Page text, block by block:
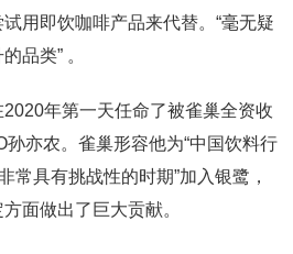
用即饮咖啡产品来代替。“毫无疑
品类” 。
年第一天任命了被雀巢全资收
亦农。雀巢形容他为“中国饮料行
常具有挑战性的时期”加入银鹭，
面做出了巨大贡献。